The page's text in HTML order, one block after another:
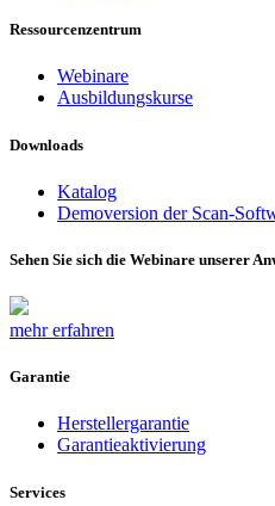
Ressourcenzentrum
Webinare
Ausbildungskurse
Downloads
Katalog
Demoversion der Scan-
Sehen Sie sich die Webinare unserer
mehr erfahren
Garantie
Herstellergarantie
Garantieaktivierung
Services